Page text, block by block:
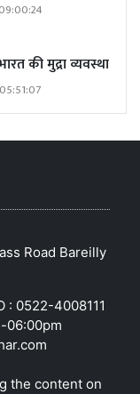
की मुद्रा व्यवस्था
Road Bareilly
: 0522-4008111
06:00pm
the content on